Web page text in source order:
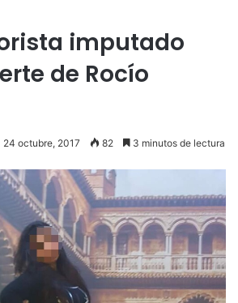
imputado
de Rocío
24 octubre, 2017 82 3 minutos de lectura